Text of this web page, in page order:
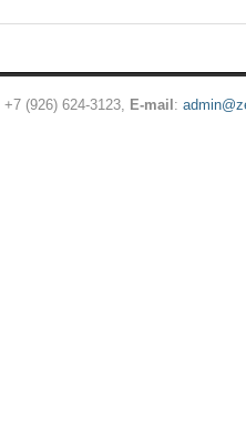
+7 (926) 624-3123, E-mail :